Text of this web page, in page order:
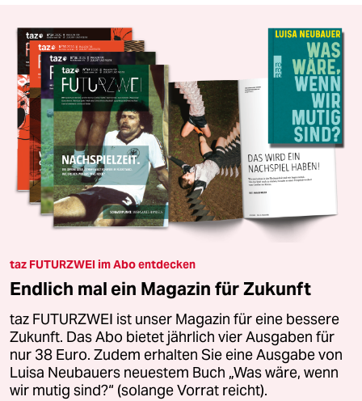
taz FUTURZWEI im Abo entdecken
Endlich mal ein Magazin für Zukunft
taz FUTURZWEI ist unser Magazin für eine bessere
Zukunft. Das Abo bietet jährlich vier Ausgaben für
nur 38 Euro. Zudem erhalten Sie eine Ausgabe von
Luisa Neubauers neuestem Buch „Was wäre, wenn
wir mutig sind?“ (solange Vorrat reicht).